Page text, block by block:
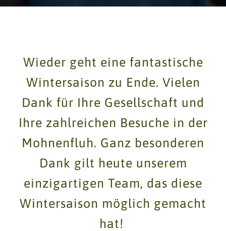
Wieder geht eine fantastische
Wintersaison zu Ende. Vielen
Dank für Ihre Gesellschaft und
Ihre zahlreichen Besuche in der
Mohnenfluh. Ganz besonderen
Dank gilt heute unserem
einzigartigen Team, das diese
Wintersaison möglich gemacht
hat!